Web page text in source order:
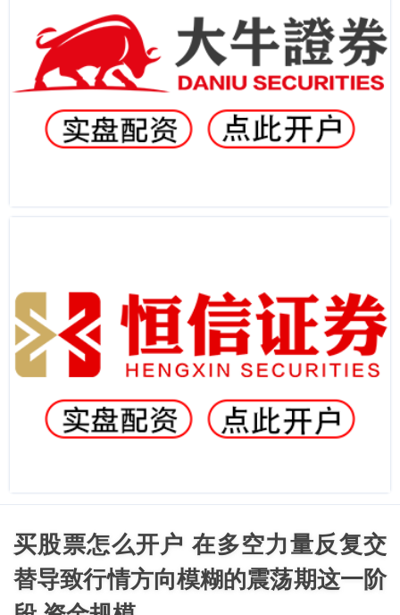
买股票怎么开户 在多空力量反复交
替导致行情方向模糊的震荡期这一阶